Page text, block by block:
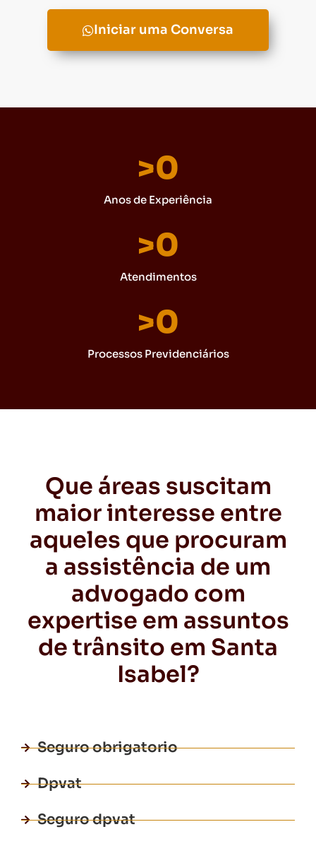
Iniciar uma Conversa
Anos de Experiência
>0
Atendimentos
>0
Processos Previdenciários
>0
Que áreas suscitam
maior interesse entre
aqueles que procuram
a assistência de um
advogado com
expertise em assuntos
de trânsito em Santa
Isabel?
Seguro obrigatorio
Dpvat
Seguro dpvat